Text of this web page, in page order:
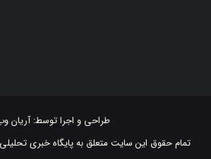
(www.nabaapress.ir). All rights reserved
طراحی و اجرا توسط آریان